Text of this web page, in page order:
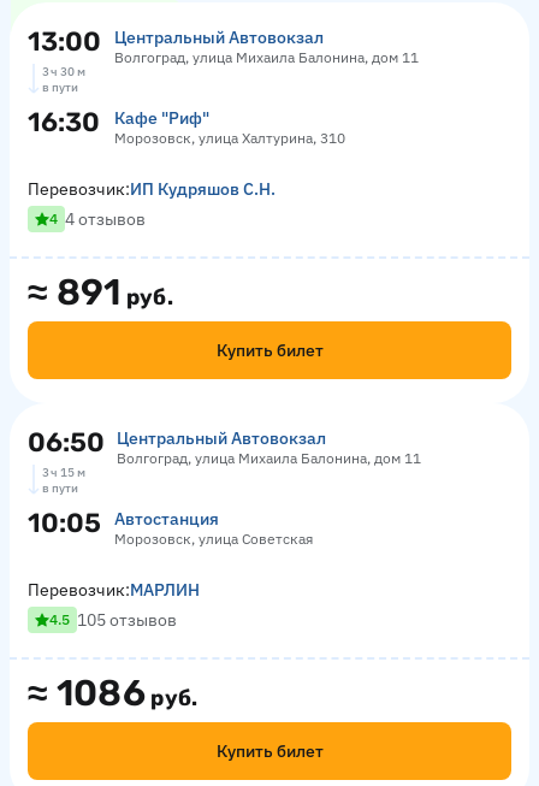
13:00 Центральный Автовокзал
Волгоград, улица Михаила Балонина, дом 11
3 ч 30 м
в пути
16:30 Кафе "Риф"
Морозовск, улица Халтурина, 310
≈ 891 руб.
Купить билет
Перевозчик:ИП Кудряшов С.Н.
4 4 отзывов
06:50 Центральный Автовокзал
Волгоград, улица Михаила Балонина, дом 11
3 ч 15 м
в пути
10:05 Автостанция
Морозовск, улица Советская
≈ 1086 руб.
Купить билет
Перевозчик:МАРЛИН
4.5 105 отзывов